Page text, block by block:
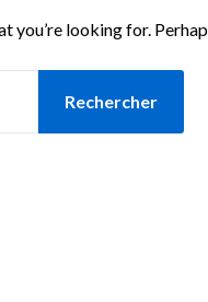
you’re looking for.